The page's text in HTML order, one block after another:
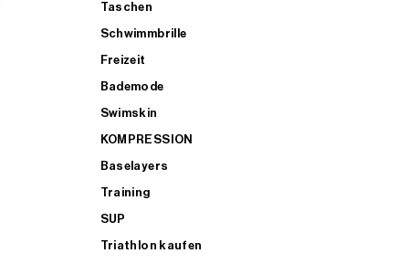
Taschen
Schwimmbrille
Freizeit
Bademode
Swimskin
KOMPRESSION
Baselayers
Training
SUP
Triathlon kaufen